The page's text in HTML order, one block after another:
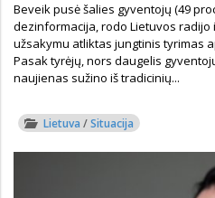
Beveik pusė šalies gyventojų (49
dezinformacija, rodo Lietuvos radijo
užsakymu atliktas jungtinis tyrimas
Pasak tyrėjų, nors daugelis
naujienas sužino iš tradicinių...
Lietuva /Situacija